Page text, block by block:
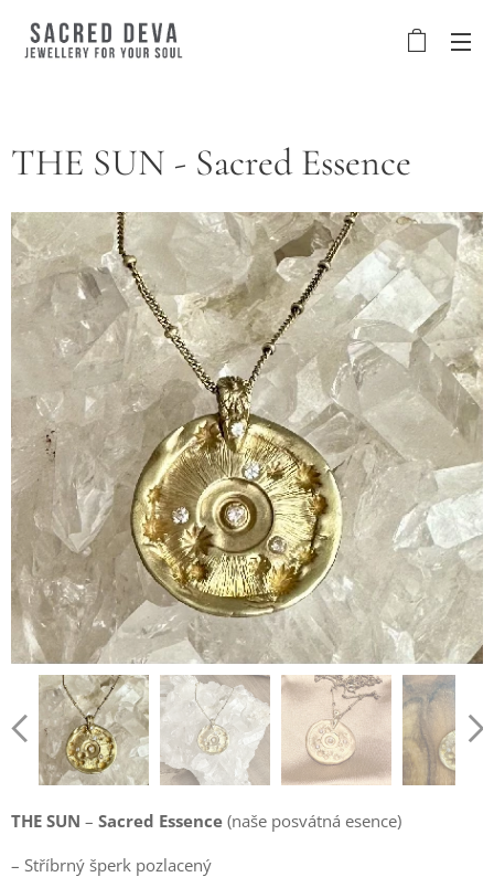
THE SUN - Sacred Essence
THE SUN – Sacred Essence (naše posvátná esence)
– Stříbrný šperk pozlacený